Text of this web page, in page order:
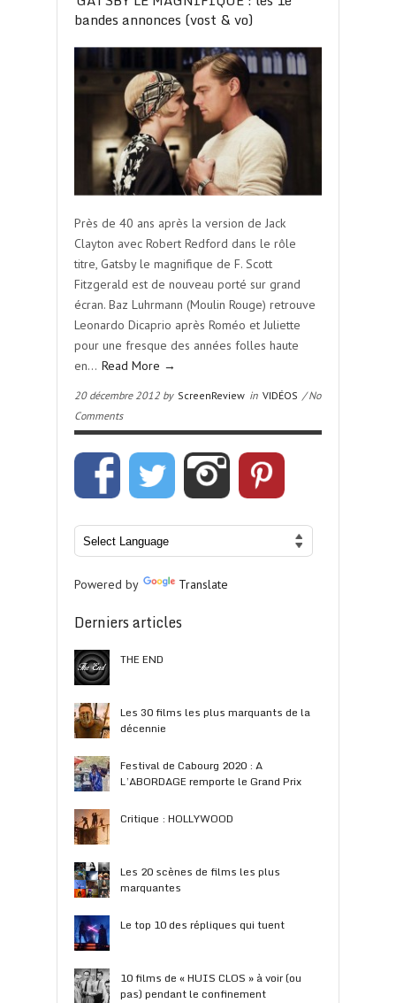
bandes annonces (vost & vo)
Près de 40 ans après la version de Jack
Clayton avec Robert Redford dans le rôle
titre, Gatsby le magnifique de F. Scott
Fitzgerald est de nouveau porté sur grand
écran. Baz Luhrmann (Moulin Rouge) retrouve
Leonardo Dicaprio après Roméo et Juliette
pour une fresque des années folles haute
en… Read More →
20 décembre 2012 by ScreenReview in VIDÉOS / No
Comments
Powered by Translate
Derniers articles
THE END
Les 30 films les plus marquants de la
décennie
Festival de Cabourg 2020 : A
L’ABORDAGE remporte le Grand Prix
Critique : HOLLYWOOD
Les 20 scènes de films les plus
marquantes
Le top 10 des répliques qui tuent
10 films de « HUIS CLOS » à voir (ou
pas) pendant le confinement